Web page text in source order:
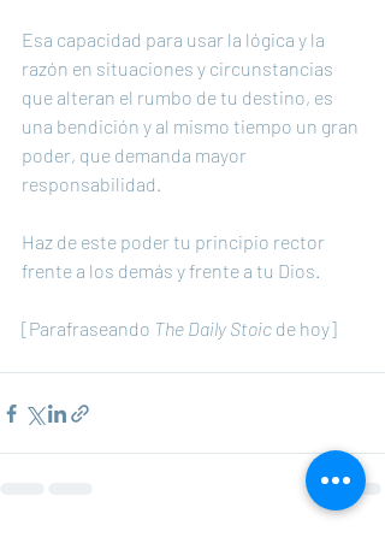
Esa capacidad para usar la lógica y la
razón en situaciones y circunstancias
que alteran el rumbo de tu destino, es
una bendición y al mismo tiempo un gran
poder, que demanda mayor
responsabilidad.
Haz de este poder tu principio rector
frente a los demás y frente a tu Dios.
[Parafraseando The Daily Stoic de hoy]